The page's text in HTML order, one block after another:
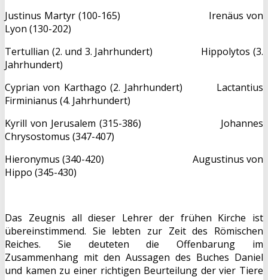
Justinus Martyr (100-165) Irenäus von
Lyon (130-202)
Tertullian (2. und 3. Jahrhundert) Hippolytos (3.
Jahrhundert)
Cyprian von Karthago (2. Jahrhundert) Lactantius
Firminianus (4. Jahrhundert)
Kyrill von Jerusalem (315-386) Johannes
Chrysostomus (347-407)
Hieronymus (340-420) Augustinus von
Hippo (345-430)
Das Zeugnis all dieser Lehrer der frühen Kirche ist
übereinstimmend. Sie lebten zur Zeit des Römischen
Reiches. Sie deuteten die Offenbarung im
Zusammenhang mit den Aussagen des Buches Daniel
und kamen zu einer richtigen Beurteilung der vier Tiere